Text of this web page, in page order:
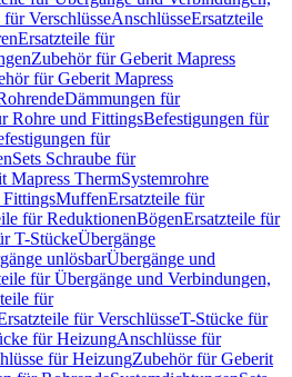
VerschlüsseAnschlüsseErsatzteile
Ersatzteile für
Zubehör für Geberit Mapress
für Geberit Mapress
Dämmungen für
Rohre und FittingsBefestigungen für
für
Sets Schraube für
Mapress ThermSystemrohre
FittingsMuffenErsatzteile für
für ReduktionenBögenErsatzteile für
T-StückeÜbergänge
unlösbarÜbergänge und
für Übergänge und Verbindungen,
für
für VerschlüsseT-Stücke für
für HeizungAnschlüsse für
für HeizungZubehör für Geberit